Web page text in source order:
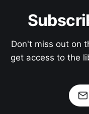
Don't miss out on
get access to the